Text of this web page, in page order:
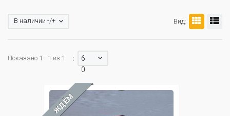
Вид:
В наличии -/+
Показано 1 - 1 из 1 :
6
0
ЖДЁМ